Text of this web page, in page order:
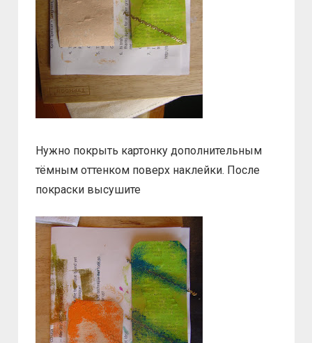
Нужно покрыть картонку дополнительным
тёмным оттенком поверх наклейки. После
покраски высушите